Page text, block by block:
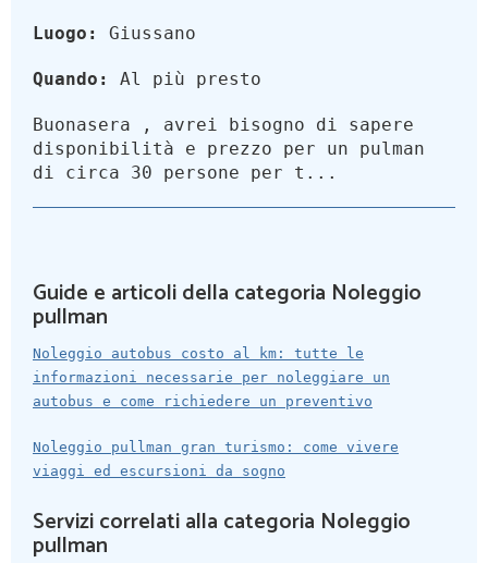
Luogo: Giussano
Quando: Al più presto
Buonasera , avrei bisogno di sapere
disponibilità e prezzo per un pulman
di circa 30 persone per t...
Guide e articoli della categoria Noleggio
pullman
Noleggio autobus costo al km: tutte le
informazioni necessarie per noleggiare un
autobus e come richiedere un preventivo
Noleggio pullman gran turismo: come vivere
viaggi ed escursioni da sogno
Servizi correlati alla categoria Noleggio
pullman